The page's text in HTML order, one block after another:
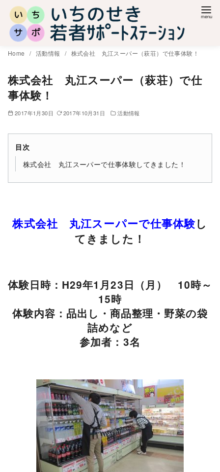
移
Home 活動情報 株式会社 丸江スーパー（萩荘）で仕事体験！
株式会社 丸江スーパー（萩荘）で仕
事体験！
2017年1月30日 2017年10月31日 活動情報
目次
株式会社 丸江スーパーで仕事体験してきました！
株式会社 丸江スーパーで仕事体験し
てきました！
体験日時：H29年1月23日（月） 10時～
15時
体験内容：品出し・商品整理・野菜の袋
詰めなど
参加者：3名